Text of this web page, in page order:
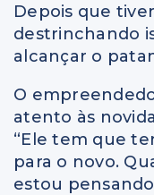
Depois que
destrinchando
alcançar o
O
atento às
“Ele tem que
para o novo.
estou